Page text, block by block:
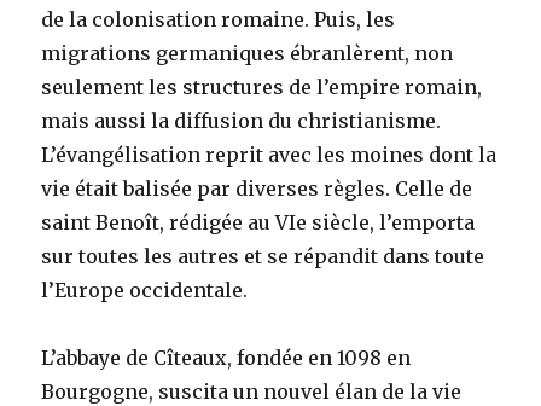
de la colonisation romaine. Puis, les
migrations germaniques ébranlèrent, non
seulement les structures de l’empire romain,
mais aussi la diffusion du christianisme.
L’évangélisation reprit avec les moines dont la
vie était balisée par diverses règles. Celle de
saint Benoît, rédigée au VIe siècle, l’emporta
sur toutes les autres et se répandit dans toute
l’Europe occidentale.
L’abbaye de Cîteaux, fondée en 1098 en
Bourgogne, suscita un nouvel élan de la vie